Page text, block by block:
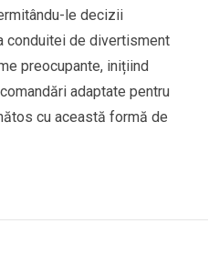
le decizii
conduitei de divertisment
preocupante, inițiind
adaptate pentru
cu această formă de